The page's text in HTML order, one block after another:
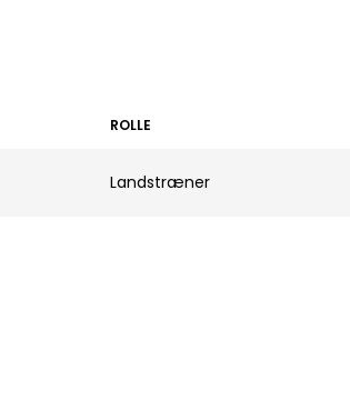
ROLLE
Landstræner